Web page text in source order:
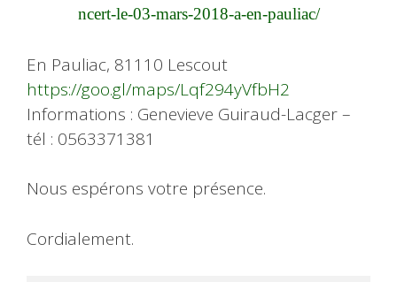
ncert-le-03-mars-2018-a-en-pauliac/
En Pauliac, 81110 Lescout
https://goo.gl/maps/Lqf294yVfbH2
Informations : Genevieve Guiraud-Lacger –
tél : 0563371381
Nous espérons votre présence.
Cordialement.